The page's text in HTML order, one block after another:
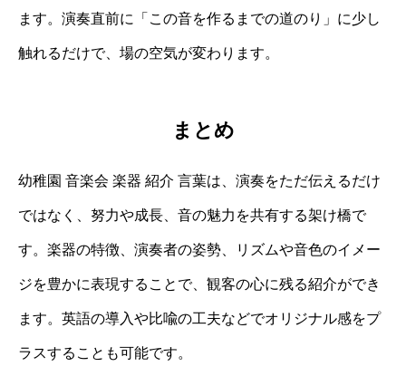
ます。演奏直前に「この音を作るまでの道のり」に少し
触れるだけで、場の空気が変わります。
まとめ
幼稚園 音楽会 楽器 紹介 言葉は、演奏をただ伝えるだけ
ではなく、努力や成長、音の魅力を共有する架け橋で
す。楽器の特徴、演奏者の姿勢、リズムや音色のイメー
ジを豊かに表現することで、観客の心に残る紹介ができ
ます。英語の導入や比喩の工夫などでオリジナル感をプ
ラスすることも可能です。